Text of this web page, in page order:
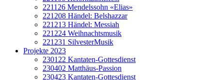
221126 Mendelssohn «Elias»
221208 Händel: Belshazzar
221213 Händel: Messiah
221224 Weihnachtsmusik
221231 SilvesterMusik
Projekte 2023
230122 Kantaten-Gottesdienst
230402 Matthäus-Passion
230423 Kantaten-Gottesdienst